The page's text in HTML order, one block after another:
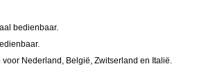
bedienbaar.
Nederland, België, Zwitserland en Italië.